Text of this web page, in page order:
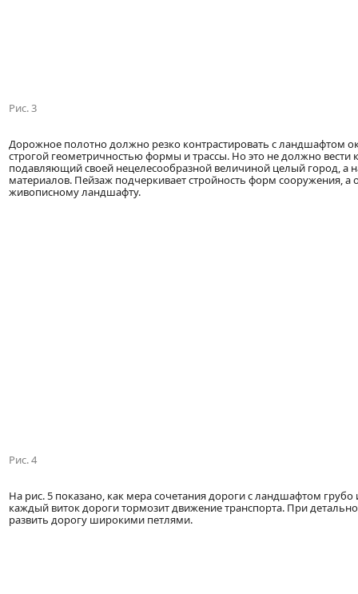
Рис. 3
Дорожное полотно должно резко контрастировать с ландшафтом
строгой геометричностью формы и трассы. Но это не должно вести
подавляющий своей нецелесообразной величиной целый город, а
материалов. Пейзаж подчеркивает стройность форм сооружения,
живописному ландшафту.
Рис. 4
На рис. 5 показано, как мера сочетания дороги с ландшафтом
каждый виток дороги тормозит движение транспорта. При
развить дорогу широкими петлями.